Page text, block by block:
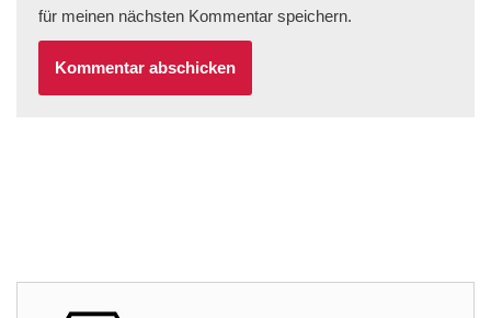
für meinen nächsten Kommentar speichern.